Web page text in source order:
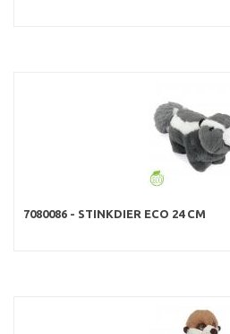
7080086 - STINKDIER ECO 24 CM